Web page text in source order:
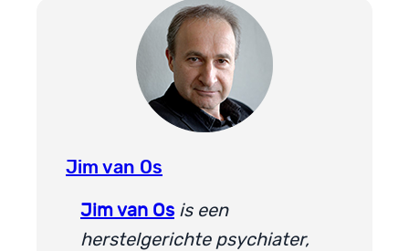
Jim van Os
Jim van Os is een
herstelgerichte psychiater,